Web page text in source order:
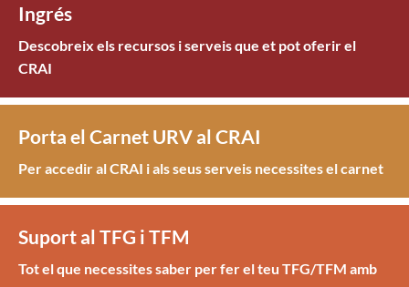
Ingrés
Descobreix els recursos i serveis que et pot oferir el
CRAI
Porta el Carnet URV al CRAI
Per accedir al CRAI i als seus serveis necessites el carnet
Suport al TFG i TFM
Tot el que necessites saber per fer el teu TFG/TFM amb